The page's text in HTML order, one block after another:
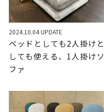
2024.10.04 UPDATE
ベッドとしても2人掛けと
しても使える、1人掛けソ
ファ